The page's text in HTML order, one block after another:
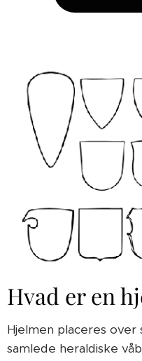
Hvad er en
Hjelmen placeres
samlede heraldiske